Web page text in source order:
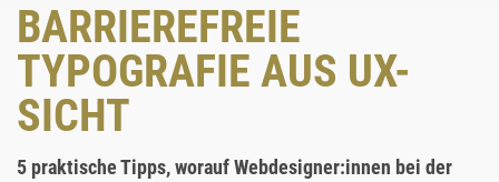
BARRIEREFREIE
TYPOGRAFIE AUS UX-
SICHT
5 praktische Tipps, worauf Webdesigner:innen bei der